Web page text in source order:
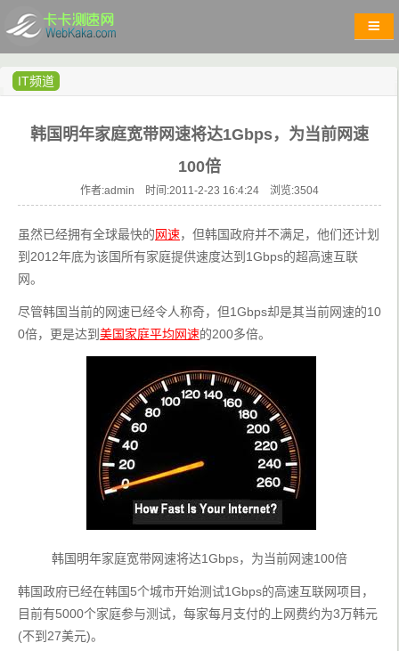
IT频道
韩国明年家庭宽带网速将达1Gbps，为当前网速
100倍
作者:admin 时间:2011-2-23 16:4:24 浏览:3504
虽然已经拥有全球最快的网速，但韩国政府并不满足，他们还计划
到2012年底为该国所有家庭提供速度达到1Gbps的超高速互联
网。
尽管韩国当前的网速已经令人称奇，但1Gbps却是其当前网速的10
0倍，更是达到 美国家庭平均网速的200多倍。
韩国明年家庭宽带网速将达1Gbps，为当前网速100倍
韩国政府已经在韩国5个城市开始测试1Gbps的高速互联网项目，
目前有5000个家庭参与测试，每家每月支付的上网费约为3万韩元
(不到27美元)。